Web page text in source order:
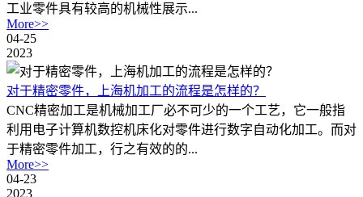
工业零件具有较高的机械性展示...
More>>
04-25
2023
对于精密零件，上海机加工的流程是怎样的？
CNC精密加工是机械加工厂必不可少的一个工艺，它一般指
利用电子计算机数控机床化对零件进行数字自动化加工。而对
于精密零件加工，行之有效的的...
More>>
04-23
2023